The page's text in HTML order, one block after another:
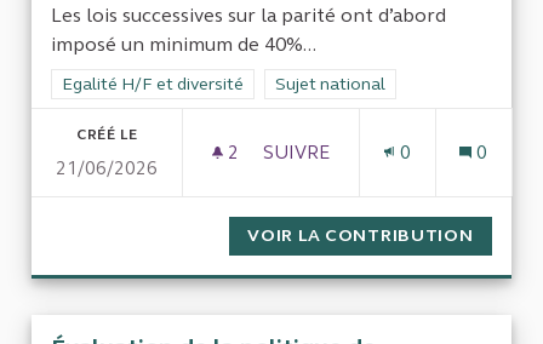
Les lois successives sur la parité ont d’abord
imposé un minimum de 40%...
Filtrer les résultats de la catégorie : Egalité H/F et diversité
Egalité H/F et diversité Filtrer les résultats pour le
Sujet national
CRÉÉ LE
21/06/2026
2 2 ABONNÉS
SUIVRE
0 0
VOIR LA CONTRIBUTION